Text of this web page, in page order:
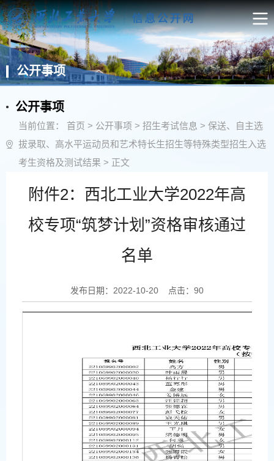
公开事项
公开事项
当前位置： 首页 > 公开事项 > 招生考试信息 > 保送、自主选
拔录取、高水平运动员和艺术特长生招生等特殊类型招生入选
考生资格及测试结果 > 正文
附件2：西北工业大学2022年高
校专项“筑梦计划”资格审核通过
名单
发布日期：2022-10-20 点击： 90